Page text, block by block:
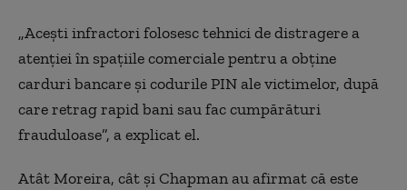
„Aceşti infractori folosesc tehnici de distragere a
atenţiei în spaţiile comerciale pentru a obţine
carduri bancare şi codurile PIN ale victimelor, după
care retrag rapid bani sau fac cumpărături
frauduloase”, a explicat el.
Atât Moreira, cât şi Chapman au afirmat că este